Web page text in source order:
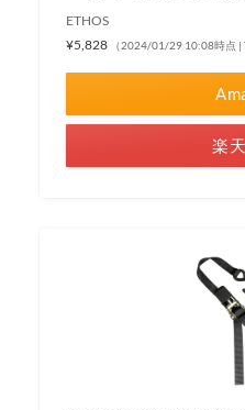
ETHOS
¥5,828
（2024/01/29 10:08時点 |
楽